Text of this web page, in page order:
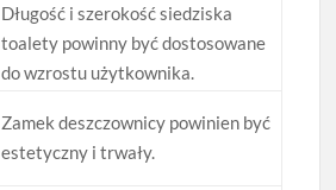
Długość i szerokość siedziska
toalety powinny być dostosowane
do wzrostu użytkownika.
Zamek deszczownicy powinien być
estetyczny i trwały.